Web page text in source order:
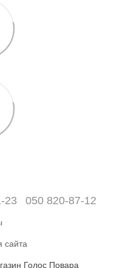
23 050 820-87-12
сайта
Голос Повара